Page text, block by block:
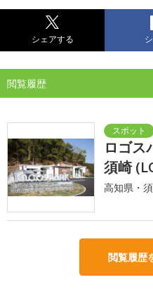
シェアする
閲覧履歴
ロゴス
須崎
高知県・
閲覧履歴